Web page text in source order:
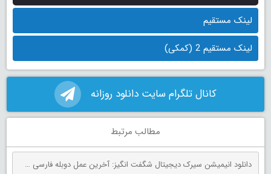
لینک مستقیم
لینک مستقیم 2 (کمکی)
کانال تلگرام سایت دانلود روزانه
مطالب مرتبط
دانلود انیمیشن سیرک دیجیتال شگفت انگیز: آخرین عمل دوبله فارسی The Amazing Digital Circus: The Last Act 2026